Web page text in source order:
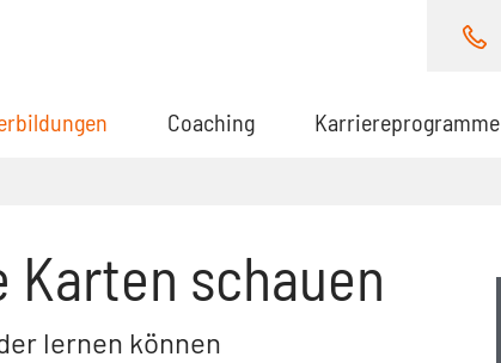
(aktuell)Coaching Karriereprogramme
Karten schauen
lernen können